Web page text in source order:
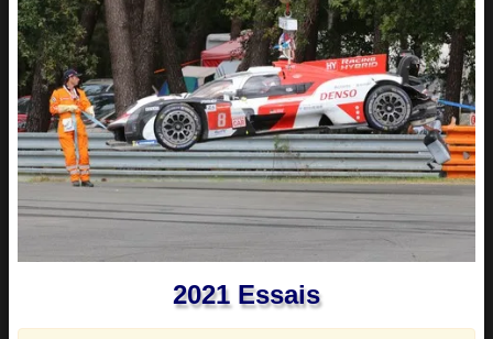
Affiches
Classements
Vidéos
2021 Essais